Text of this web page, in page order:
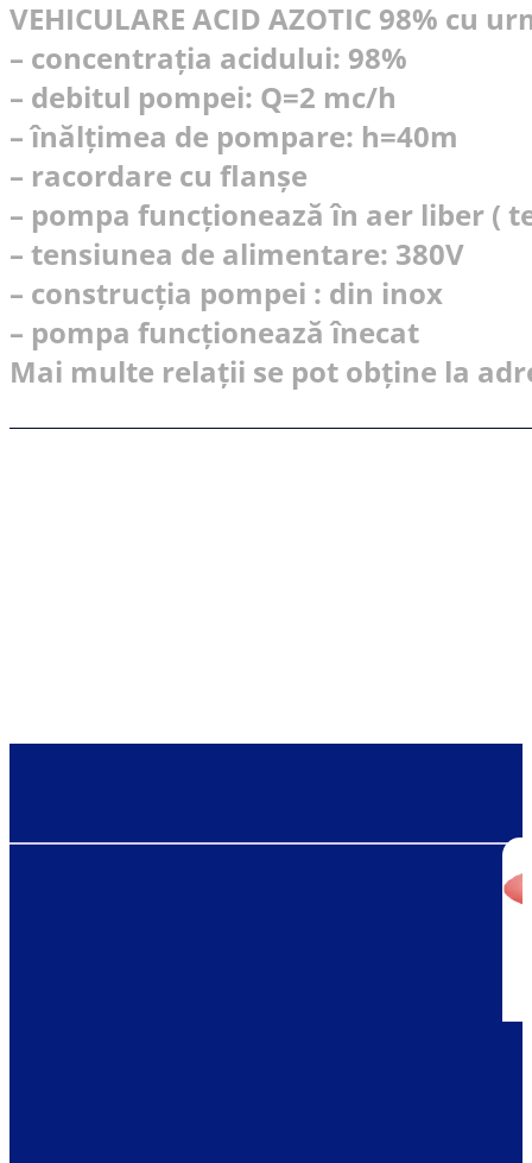
VEHICULARE ACID AZOTIC 98% cu
– concentrația acidului: 98%
– debitul pompei: Q=2 mc/h
– înălțimea de pompare: h=40m
– racordare cu flanșe
– pompa funcționează în aer liber (
– tensiunea de alimentare: 380V
– construcția pompei : din inox
– pompa funcționează înecat
Mai multe relații se pot obține la